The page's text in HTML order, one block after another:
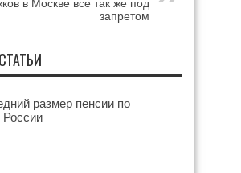
в Москве все так же под
запретом
размер пенсии по
России